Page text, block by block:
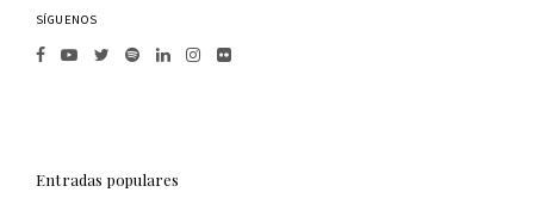
SÍGUENOS
Entradas populares